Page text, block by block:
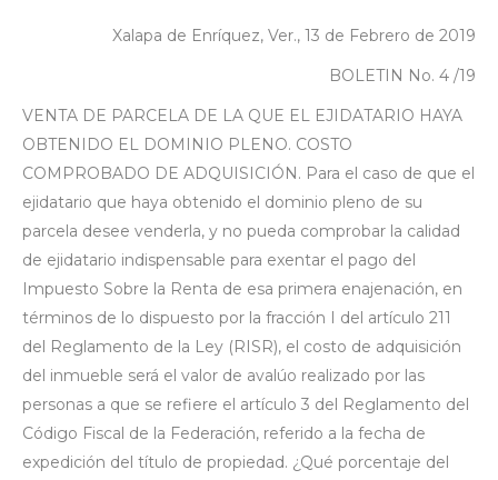
Xalapa de Enríquez, Ver., 13 de Febrero de 2019
BOLETIN No. 4 /19
VENTA DE PARCELA DE LA QUE EL EJIDATARIO HAYA
OBTENIDO EL DOMINIO PLENO. COSTO
COMPROBADO DE ADQUISICIÓN. Para el caso de que el
ejidatario que haya obtenido el dominio pleno de su
parcela desee venderla, y no pueda comprobar la calidad
de ejidatario indispensable para exentar el pago del
Impuesto Sobre la Renta de esa primera enajenación, en
términos de lo dispuesto por la fracción I del artículo 211
del Reglamento de la Ley (RISR), el costo de adquisición
del inmueble será el valor de avalúo realizado por las
personas a que se refiere el artículo 3 del Reglamento del
Código Fiscal de la Federación, referido a la fecha de
expedición del título de propiedad. ¿Qué porcentaje del